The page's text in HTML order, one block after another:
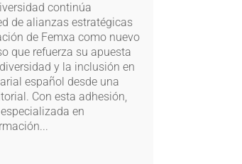
continúa
de alianzas estratégicas
de Femxa como nuevo
que refuerza su apuesta
y la inclusión en
español desde una
Con esta adhesión,
en